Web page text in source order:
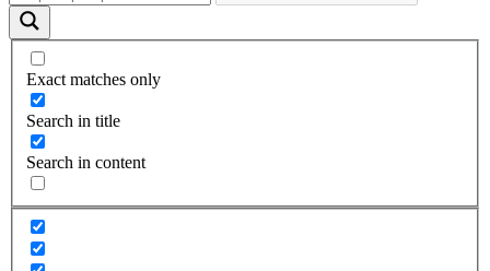
Exact matches only
Search in title
Search in content